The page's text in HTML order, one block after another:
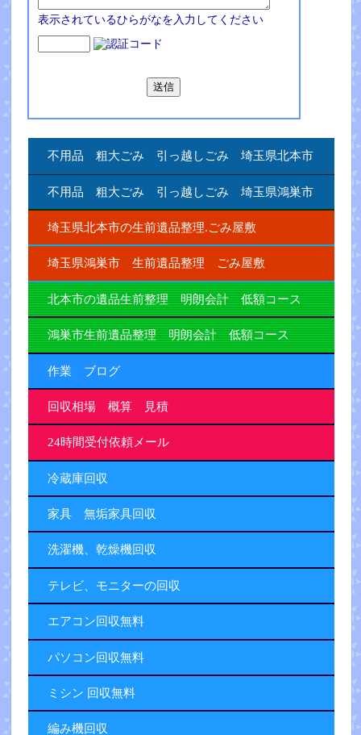
表示されているひらがなを入力してください
不用品 粗大ごみ 引っ越しごみ 埼玉県北本市
不用品 粗大ごみ 引っ越しごみ 埼玉県鴻巣市
埼玉県北本市の生前遺品整理.ごみ屋敷
埼玉県鴻巣市 生前遺品整理 ごみ屋敷
北本市の遺品生前整理 明朗会計 低額コース
鴻巣市生前遺品整理 明朗会計 低額コース
作業 ブログ
回収相場 概算 見積
24時間受付依頼メール
冷蔵庫回収
家具 無垢家具回収
洗濯機、乾燥機回収
テレビ、モニターの回収
エアコン回収無料
パソコン回収無料
ミシン 回収無料
編み機回収